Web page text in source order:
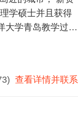
学硕士并且获得
大学青岛教学过。
查看详情并联系